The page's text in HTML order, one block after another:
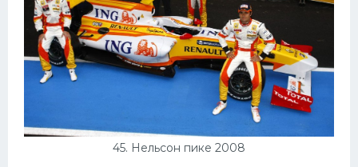
45. Нельсон пике 2008